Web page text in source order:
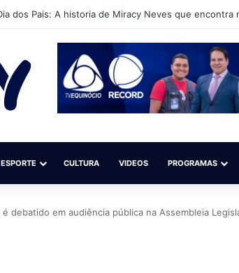
morre após receber diversos disparos de
ESPORTE CULTURA VIDEOS PROGRAMAS
debatido em audiência pública na Assembleia